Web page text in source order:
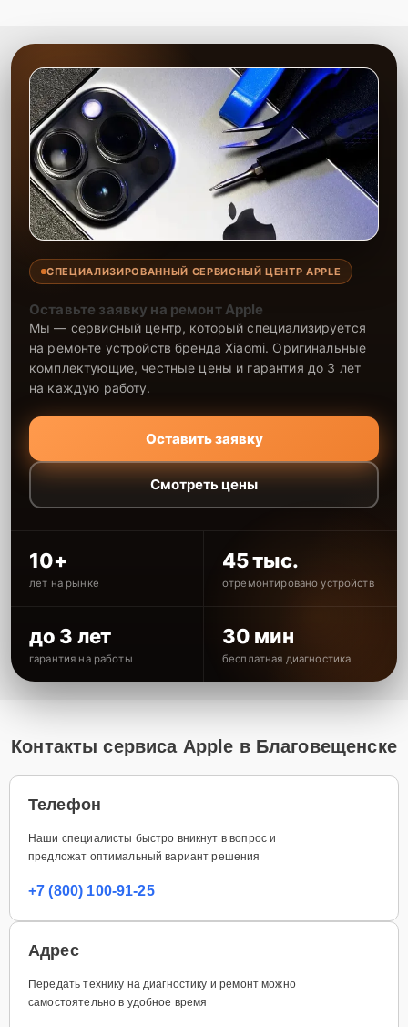
СПЕЦИАЛИЗИРОВАННЫЙ СЕРВИСНЫЙ ЦЕНТР APPLE
Оставьте заявку на ремонт Apple
Мы — сервисный центр, который специализируется
на ремонте устройств бренда Xiaomi. Оригинальные
комплектующие, честные цены и гарантия до 3 лет
на каждую работу.
Оставить заявку
Смотреть цены
10+
лет на рынке
45 тыс.
отремонтировано устройств
до 3 лет
гарантия на работы
30 мин
бесплатная диагностика
Контакты сервиса Apple в Благовещенске
Телефон
Наши специалисты быстро вникнут в вопрос и
предложат оптимальный вариант решения
+7 (800) 100-91-25
Адрес
Передать технику на диагностику и ремонт можно
самостоятельно в удобное время